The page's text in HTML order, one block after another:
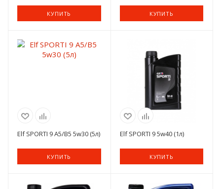
КУПИТЬ КУПИТЬ
Elf SPORTI 9 A5/B5 5w30 (5л)
КУПИТЬ
Elf SPORTI 9 5w40 (1л)
КУПИТЬ